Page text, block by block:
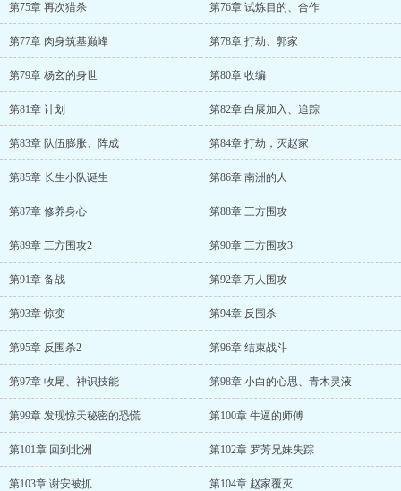
第75章 再次猎杀 第76章 试炼目的、合作
第77章 肉身筑基巅峰 第78章 打劫、郭家
第79章 杨玄的身世 第80章 收编
第81章 计划 第82章 白展加入、追踪
第83章 队伍膨胀、阵成 第84章 打劫，灭赵家
第85章 长生小队诞生 第86章 南洲的人
第87章 修养身心 第88章 三方围攻
第89章 三方围攻2 第90章 三方围攻3
第91章 备战 第92章 万人围攻
第93章 惊变 第94章 反围杀
第95章 反围杀2 第96章 结束战斗
第97章 收尾、神识技能 第98章 小白的心思、青木灵液
第99章 发现惊天秘密的恐慌 第100章 牛逼的师傅
第101章 回到北洲 第102章 罗芳兄妹失踪
第103章 谢安被抓 第104章 赵家覆灭